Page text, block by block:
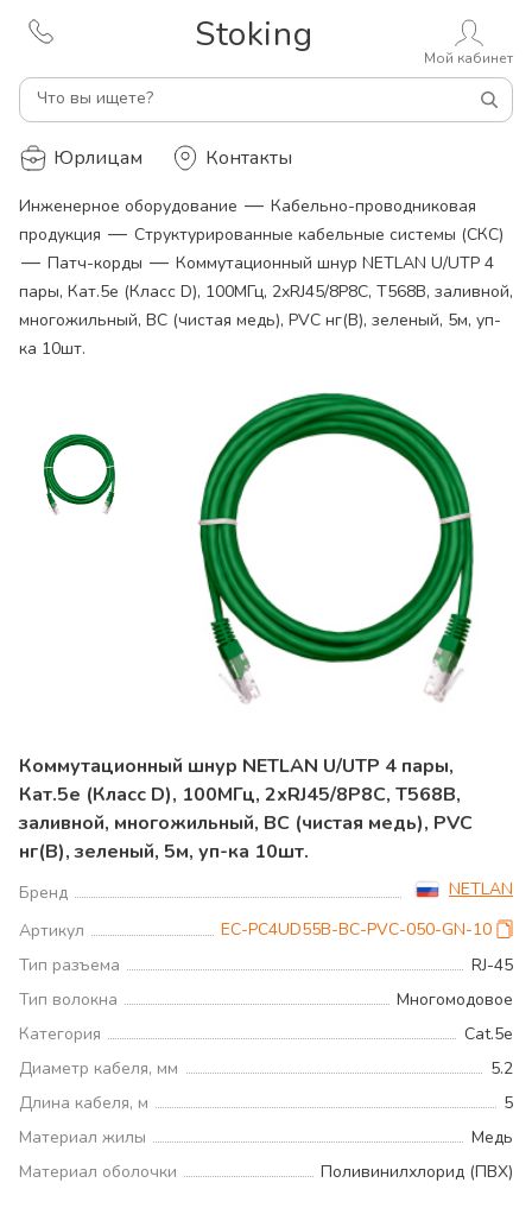
Stoking
Что вы ищете?
Мой кабинет
Юрлицам Контакты
Инженерное оборудование — Кабельно-проводниковая
продукция — Структурированные кабельные системы (СКС)
— Патч-корды — Коммутационный шнур NETLAN U/UTP 4
пары, Кат.5е (Класс D), 100МГц, 2хRJ45/8P8C, T568B, заливной,
многожильный, BC (чистая медь), PVC нг(B), зеленый, 5м, уп-
ка 10шт.
Коммутационный шнур NETLAN U/UTP 4 пары,
Кат.5е (Класс D), 100МГц, 2хRJ45/8P8C, T568B,
заливной, многожильный, BC (чистая медь), PVC
нг(B), зеленый, 5м, уп-ка 10шт.
Бренд
NETLAN
Артикул
EC-PC4UD55B-BC-PVC-050-GN-10
Тип разъема
RJ-45
Тип волокна
Многомодовое
Категория
Cat.5e
Диаметр кабеля, мм
5.2
Длина кабеля, м
5
Материал жилы
Медь
Материал оболочки
Поливинилхлорид (ПВХ)